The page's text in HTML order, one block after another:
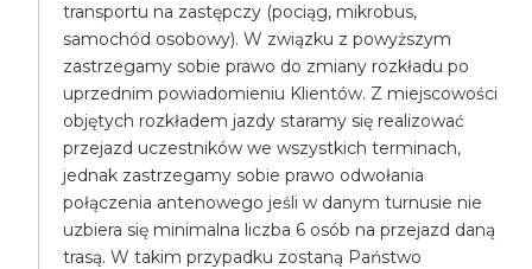
transportu na zastępczy (pociąg, mikrobus,
samochód osobowy). W związku z powyższym
zastrzegamy sobie prawo do zmiany rozkładu po
uprzednim powiadomieniu Klientów. Z miejscowości
objętych rozkładem jazdy staramy się realizować
przejazd uczestników we wszystkich terminach,
jednak zastrzegamy sobie prawo odwołania
połączenia antenowego jeśli w danym turnusie nie
uzbiera się minimalna liczba 6 osób na przejazd daną
trasą. W takim przypadku zostaną Państwo